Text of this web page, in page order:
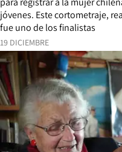
19 DICIEMBRE
jóvenes. Este cortometraje,
fue uno de los finalistas